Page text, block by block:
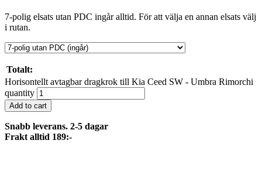
7-polig elsats utan PDC ingår alltid. För att välja en annan elsats välj
i rutan.
Totalt:
Horisontellt avtagbar dragkrok till Kia Ceed SW - Umbra Rimorchi
quantity
Add to cart
Snabb leverans. 2-5 dagar
Frakt alltid 189:-